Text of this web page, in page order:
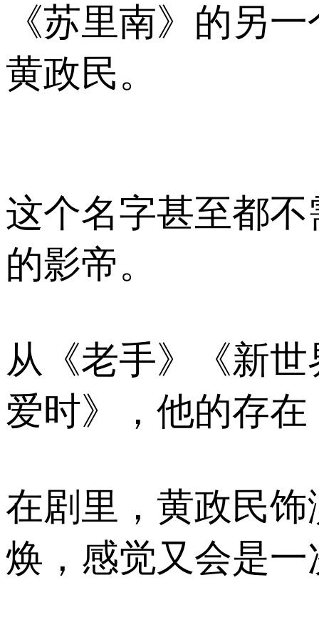
《苏里南》的另
黄政民。
这个名字甚至都
的影帝。
从《老手》《新
爱时》，他的存
在剧里，黄政民
焕，感觉又会是